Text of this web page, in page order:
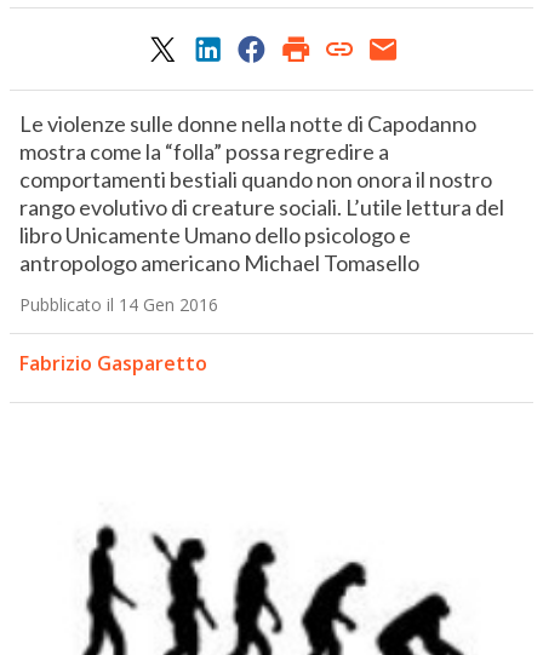
Le violenze sulle donne nella notte di Capodanno
mostra come la “folla” possa regredire a
comportamenti bestiali quando non onora il nostro
rango evolutivo di creature sociali. L’utile lettura del
libro Unicamente Umano dello psicologo e
antropologo americano Michael Tomasello
Pubblicato il 14 Gen 2016
Fabrizio Gasparetto